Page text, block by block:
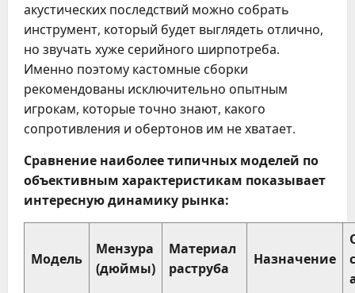
акустических последствий можно собрать
инструмент, который будет выглядеть отлично,
но звучать хуже серийного ширпотреба.
Именно поэтому кастомные сборки
рекомендованы исключительно опытным
игрокам, которые точно знают, какого
сопротивления и обертонов им не хватает.
Сравнение наиболее типичных моделей по
объективным характеристикам показывает
интересную динамику рынка:
Модель
Мензура
(дюймы)
Материал
раструба
Назначение